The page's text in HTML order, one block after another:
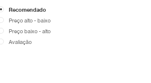
Recomendado
Preço alto - baixo
Preço baixo - alto
Avaliação